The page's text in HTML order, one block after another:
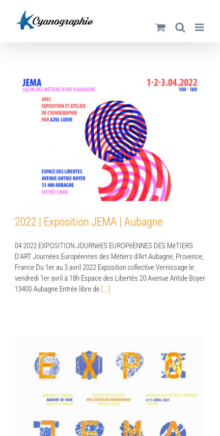
contenu
2022 | Exposition JEMA | Aubagne
2022 | Exposition JEMA | Aubagne
04 2022 EXPOSITION JOURNéES EUROPéENNES DES MéTIERS
D'ART Journées Européennes des Métiers d'Art Aubagne, Provence,
France Du 1er au 3 avril 2022 Exposition collective Vernissage le
vendredi 1er avril à 18h Espace des Libertés 20 Avenue Antide Boyer
13400 Aubagne Entrée libre de [...]
2021 | Exposition JEMA | Aubagne